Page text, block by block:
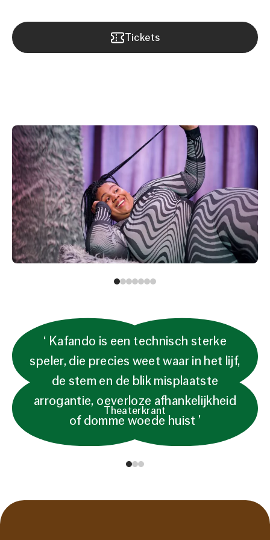
Tickets
Kafando is een technisch sterke
speler, die precies weet waar in het lijf,
de stem en de blik misplaatste
arrogantie, oeverloze afhankelijkheid
of domme woede huist
Theaterkrant